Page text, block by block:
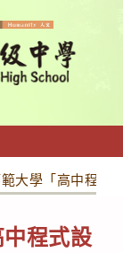
大學「高中程式
程式設